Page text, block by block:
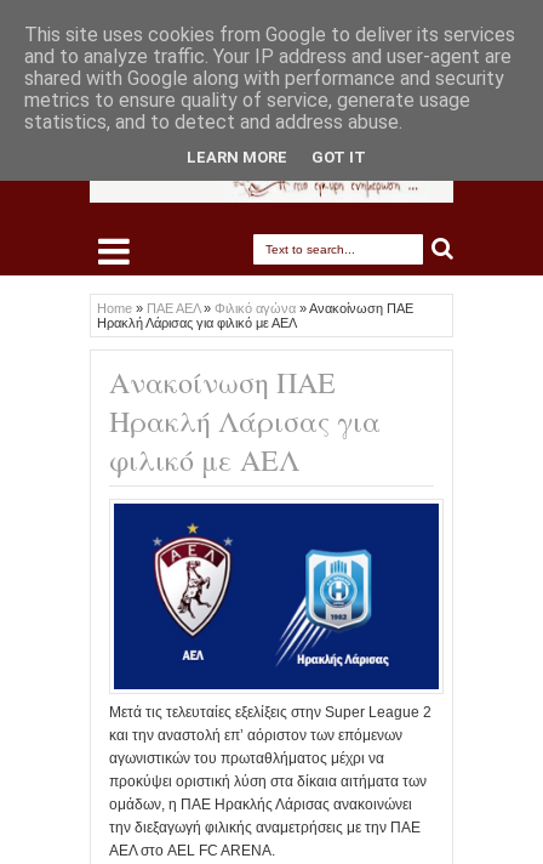
Home » ΠΑΕ ΑΕΛ» Φιλικό αγώνα »Ανακοίνωση ΠΑΕ
Ηρακλή Λάρισας για φιλικό με ΑΕΛ
Ανακοίνωση ΠΑΕ
Ηρακλή Λάρισας για
φιλικό με ΑΕΛ
Μετά τις τελευταίες εξελίξεις στην Super League 2
και την αναστολή επ’ αόριστον των επόμενων
αγωνιστικών του πρωταθλήματος μέχρι να
προκύψει οριστική λύση στα δίκαια αιτήματα των
ομάδων, η ΠΑΕ Ηρακλής Λάρισας ανακοινώνει
την διεξαγωγή φιλικής αναμετρήσεις με την ΠΑΕ
ΑΕΛ στο AEL FC ARENA.
This site uses cookies from Google to deliver its services
and to analyze traffic. Your IP address and user-agent are
shared with Google along with performance and security
metrics to ensure quality of service, generate usage
statistics, and to detect and address abuse.
LEARN MORE GOT IT